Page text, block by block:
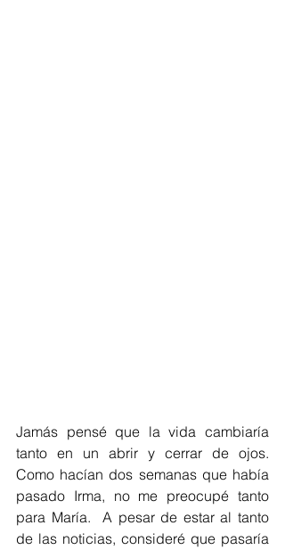
Jamás pensé que la vida cambiaría
tanto en un abrir y cerrar de ojos.
Como hacían dos semanas que había
pasado Irma, no me preocupé tanto
para María.  A pesar de estar al tanto
de las noticias, consideré que pasaría